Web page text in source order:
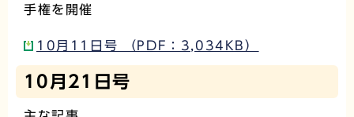
手権を開催
10月11日号 （PDF：3,034KB）
10月21日号